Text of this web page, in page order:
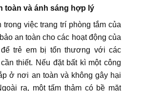
toàn và ánh sáng hợp lý
trong việc trang trí phòng tắm của
an toàn cho các hoạt động của
trẻ em bị tổn thương với các
thiết. Nếu đặt bất kì một công
ở nơi an toàn và không gây hại
ra, một tấm thảm có bề mặt